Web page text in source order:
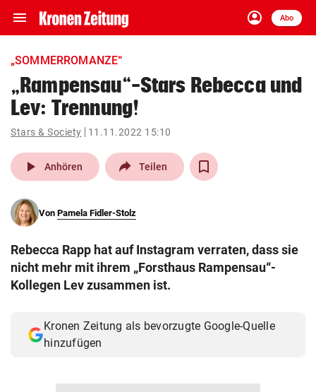
menu Navigation
ein-/ausklappen
account_circle
Anmelden
Abo
close Schließen
account_circle Anmelden
pin_drop
Wien arrow_right
search
eingeben
© Krone Multimedia GmbH & Co KG 2026
Muthgasse 2, 1190 Wien
„SOMMERROMANZE“
„Rampensau“-Stars Rebecca und
Lev: Trennung!
Stars & Society 11.11.2022 15:10
play_arrow Anhören Teilen
Von Pamela Fidler-Stolz
Rebecca Rapp hat auf Instagram verraten, dass sie
nicht mehr mit ihrem „Forsthaus Rampensau“-
Kollegen Lev zusammen ist.
Kronen Zeitung als bevorzugte Google-Quelle
hinzufügen